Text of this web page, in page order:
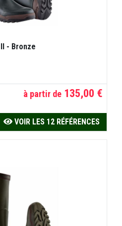
- Bronze
à partir de 135,00 €
VOIR LES 12 RÉFÉRENCES